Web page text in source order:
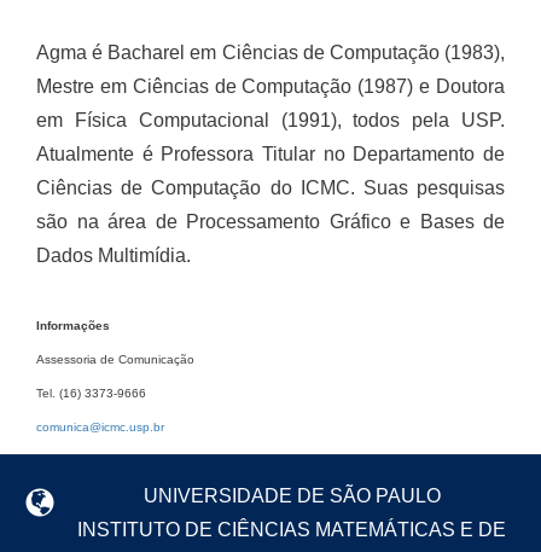
Agma é Bacharel em Ciências de Computação (1983),
Mestre em Ciências de Computação (1987) e Doutora
em Física Computacional (1991), todos pela USP.
Atualmente é Professora Titular no Departamento de
Ciências de Computação do ICMC. Suas pesquisas
são na área de Processamento Gráfico e Bases de
Dados Multimídia.
Informações
Assessoria de Comunicação
Tel. (16) 3373-9666
comunica@icmc.usp.br
UNIVERSIDADE DE SÃO PAULO
INSTITUTO DE CIÊNCIAS MATEMÁTICAS E DE